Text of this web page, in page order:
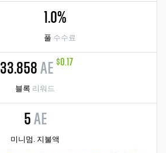
1.0%
풀 수수료
33.858 AE $0.17
블록 리워드
5 AE
미니멈. 지불액